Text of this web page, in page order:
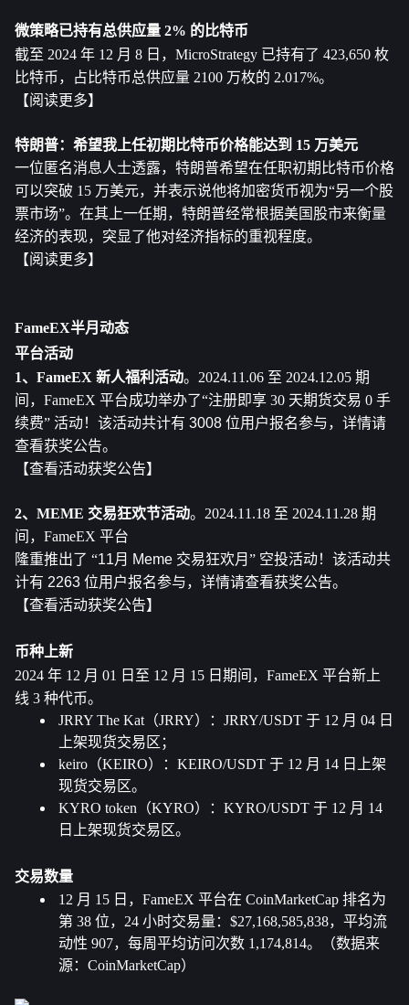
微策略已持有总供应量 2% 的比特币
截至 2024 年 12 月 8 日，MicroStrategy 已持有了 423,650 枚
比特币，占比特币总供应量 2100 万枚的 2.017%。
【阅读更多】
特朗普：希望我上任初期比特币价格能达到 15 万美元
一位匿名消息人士透露，特朗普希望在任职初期比特币价格
可以突破 15 万美元，并表示说他将加密货币视为“另一个股
票市场”。在其上一任期，特朗普经常根据美国股市来衡量
经济的表现，突显了他对经济指标的重视程度。
【阅读更多】
FameEX半月动态
平台活动
1、FameEX 新人福利活动。2024.11.06 至 2024.12.05 期
间，FameEX 平台成功举办了“注册即享 30 天期货交易 0 手
续费” 活动！该活动共计有 3008 位用户报名参与，详情请
查看获奖公告。
【查看活动获奖公告】
2、MEME 交易狂欢节活动。2024.11.18 至 2024.11.28 期
间，FameEX 平台
隆重推出了 “11月 Meme 交易狂欢月 ” 空投活动！该活动共
计有 2263 位用户报名参与，详情请查看获奖公告。
【查看活动获奖公告】
币种上新
2024 年 12 月 01 日至 12 月 15 日期间，FameEX 平台新上
线 3 种代币。
JRRY The Kat（JRRY）：JRRY/USDT 于 12 月 04 日
上架现货交易区；
keiro（KEIRO）：KEIRO/USDT 于 12 月 14 日上架
现货交易区。
KYRO token（KYRO）：KYRO/USDT 于 12 月 14
日上架现货交易区。
交易数量
12 月 15 日，FameEX 平台在 CoinMarketCap 排名为
第 38 位，24 小时交易量：$27,168,585,838，平均流
动性 907，每周平均访问次数 1,174,814。（数据来
源：CoinMarketCap）